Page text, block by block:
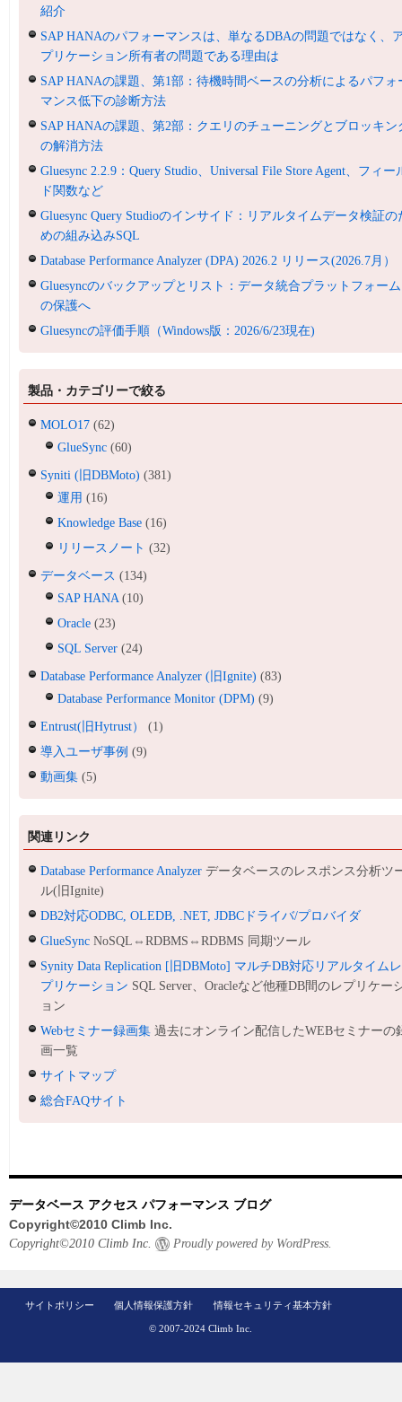
紹介
SAP HANAのパフォーマンスは、単なるDBAの問題ではなく、
プリケーション所有者の問題である理由は
SAP HANAの課題、第1部：待機時間ベースの分析によるパフォ
マンス低下の診断方法
SAP HANAの課題、第2部：クエリのチューニングとブロッキン
の解消方法
Gluesync 2.2.9：Query Studio、Universal File Store Agent、フィー
ド関数など
Gluesync Query Studioのインサイド：リアルタイムデータ検証の
めの組み込みSQL
Database Performance Analyzer (DPA) 2026.2 リリース(2026.7月）
Gluesyncのバックアップとリスト：データ統合プラットフォーム
の保護へ
Gluesyncの評価手順（Windows版：2026/6/23現在)
製品・カテゴリーで絞る
MOLO17 (62)
GlueSync (60)
Syniti (旧DBMoto) (381)
運用 (16)
Knowledge Base (16)
リリースノート (32)
データベース (134)
SAP HANA(10)
Oracle (23)
SQL Server (24)
Database Performance Analyzer (旧Ignite) (83)
Database Performance Monitor (DPM) (9)
Entrust(旧Hytrust）
(1)
導入ユーザ事例 (9)
動画集 (5)
関連リンク
Database Performance Analyzer データベースのレスポンス分析ツ
ル(旧Ignite)
DB2対応ODBC, OLEDB, .NET, JDBCドライバ/プロバイダ
GlueSync NoSQL⇔RDBMS⇔RDBMS 同期ツール
Synity Data Replication [旧DBMoto] マルチDB対応リアルタイムレ
プリケーション SQL Server、Oracleなど他種DB間のレプリケー
ョン
Webセミナー録画集 過去にオンライン配信したWEBセミナーの
画一覧
サイトマップ
総合FAQサイト
データベース アクセス パフォーマンス ブログ
Copyright©2010 Climb Inc.
Copyright©2010 Climb Inc. Proudly powered by WordPress.
サイトポリシー 個人情報保護方針 情報セキュリティ基本方針
© 2007-2024 Climb Inc.